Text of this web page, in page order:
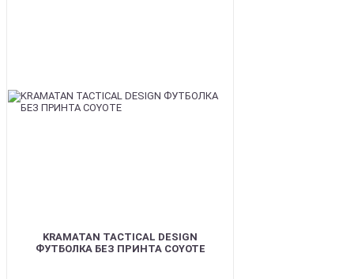
KRAMATAN TACTICAL DESIGN
ФУТБОЛКА БЕЗ ПРИНТА COYOTE